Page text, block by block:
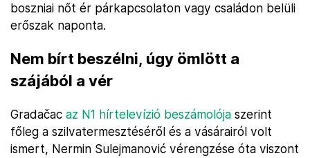
boszniai nőt ér párkapcsolaton vagy családon belüli
erőszak naponta.
Nem bírt beszélni, úgy ömlött a
szájából a vér
Gradačac az N1 hírtelevízió beszámolója szerint
főleg a szilvatermesztéséről és a vásárairól volt
ismert, Nermin Sulejmanović vérengzése óta viszont